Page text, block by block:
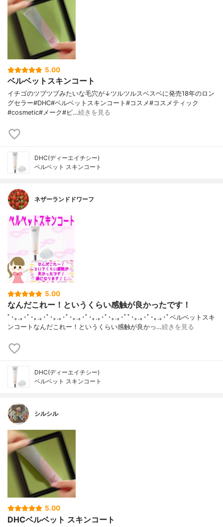
5.00
ベルベットスキンコート
イチゴのツブツブみたいな毛穴が↓ツルツルスベスベに発売18年のロン
グセラー#DHC#ベルベットスキンコート#コスメ#コスメティック
#cosmetic#メーク#ビ…続きを見る
DHC(ディーエイチシー)
ベルベット スキンコート
ネザーランドドワーフ
5.00
なんだこれー！というくらい感触が良かったです！
ﾟ･｡.｡･ﾟ･｡.｡･ﾟ･｡.｡･ﾟ･｡.｡･ﾟ･｡.｡･ﾟ･｡.｡･ﾟﾟ･｡.｡･ﾟ･｡.｡･ﾟベルベットスキ
ンコートなんだこれー！というくらい感触が良かっ…続きを見る
DHC(ディーエイチシー)
ベルベット スキンコート
シルシル
5.00
DHCベルベット スキンコート